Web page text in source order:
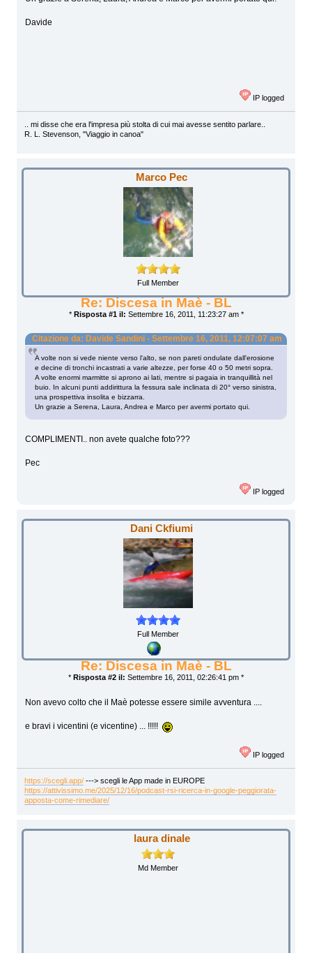
Davide
IP logged
.. mi disse che era l'impresa più stolta di cui mai avesse sentito parlare..
R. L. Stevenson, "Viaggio in canoa"
Marco Pec
Full Member
Re: Discesa in Maè - BL
* Risposta #1 il: Settembre 16, 2011, 11:23:27 am *
Citazione da: Davide Sandini - Settembre 16, 2011, 12:07:07 am
A volte non si vede niente verso l'alto, se non pareti ondulate dall'erosione
e decine di tronchi incastrati a varie altezze, per forse 40 o 50 metri sopra.
A volte enormi marmitte si aprono ai lati, mentre si pagaia in tranquillità nel
buio. In alcuni punti addirittura la fessura sale inclinata di 20° verso sinistra,
una prospettiva insolita e bizzarra.
Un grazie a Serena, Laura, Andrea e Marco per avermi portato qui.
COMPLIMENTI.. non avete qualche foto???
Pec
IP logged
Dani Ckfiumi
Full Member
Re: Discesa in Maè - BL
* Risposta #2 il: Settembre 16, 2011, 02:26:41 pm *
Non avevo colto che il Maè potesse essere simile avventura ....
e bravi i vicentini (e vicentine) ... !!!!!
IP logged
https://scegli.app/---> scegli le App made in EUROPE
https://attivissimo.me/2025/12/16/podcast-rsi-ricerca-in-google-peggiorata-
apposta-come-rimediare/
laura dinale
Md Member